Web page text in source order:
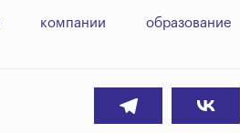
компании образование